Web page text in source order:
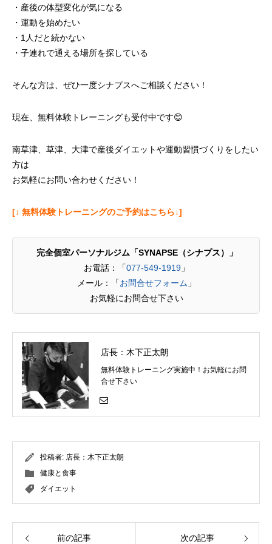
・産後の体型変化が気になる
・運動を始めたい
・1人だと続かない
・子連れで通える場所を探している
そんな方は、ぜひ一度シナプスへご相談ください！
現在、無料体験トレーニングも受付中です😊
南草津、草津、大津で産後ダイエットや運動習慣づくりをしたい
方は
お気軽にお問い合わせください！
[↓ 無料体験トレーニングのご予約はこちら↓]
完全個室パーソナルジム「SYNAPSE（シナプス）」
お電話：「077-549-1919 」
メール：「お問合せフォーム 」
お気軽にお問合せ下さい
店長：木下正太朗
無料体験トレーニング実施中！お気軽にお問
合せ下さい
投稿者: 店長：木下正太朗
健康と食事
ダイエット
前の記事 次の記事